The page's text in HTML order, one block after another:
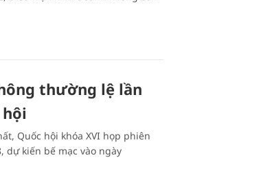
thường lệ lần
Quốc hội khóa XVI họp phiên
dự kiến bế mạc vào ngày